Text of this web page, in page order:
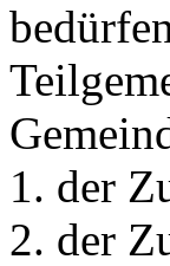
1. der
2. der